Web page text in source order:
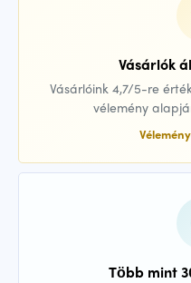
Vásárlók
Vásárlóink 4,7/5-re
vélemény
Több mint